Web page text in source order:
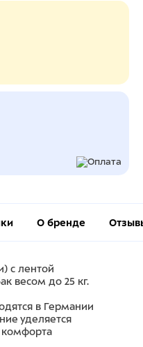
О бренде
с лентой
весом до 25 кг.
в Германии
уделяется
комфорта